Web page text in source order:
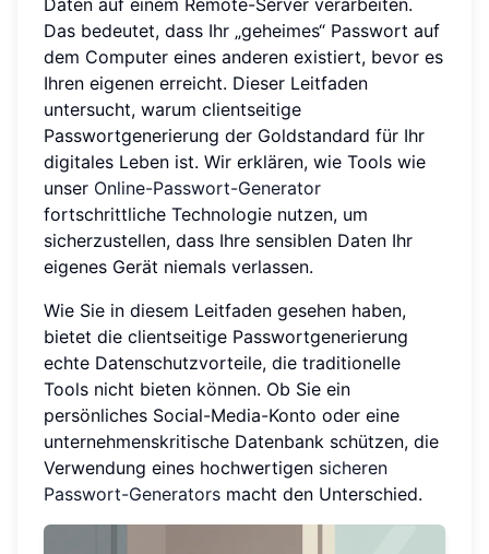
Das bedeutet, dass Ihr „geheimes“ Passwort auf
dem Computer eines anderen existiert, bevor es
Ihren eigenen erreicht. Dieser Leitfaden
untersucht, warum clientseitige
Passwortgenerierung der Goldstandard für Ihr
digitales Leben ist. Wir erklären, wie Tools wie
unser Online-Passwort-Generator
fortschrittliche Technologie nutzen, um
sicherzustellen, dass Ihre sensiblen Daten Ihr
eigenes Gerät niemals verlassen.
Wie Sie in diesem Leitfaden gesehen haben,
bietet die clientseitige Passwortgenerierung
echte Datenschutzvorteile, die traditionelle
Tools nicht bieten können. Ob Sie ein
persönliches Social-Media-Konto oder eine
unternehmenskritische Datenbank schützen, die
Verwendung eines hochwertigen sicheren
Passwort-Generators macht den Unterschied.